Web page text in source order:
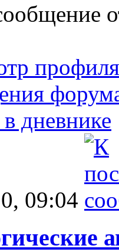
профиля
дневнике
09:04